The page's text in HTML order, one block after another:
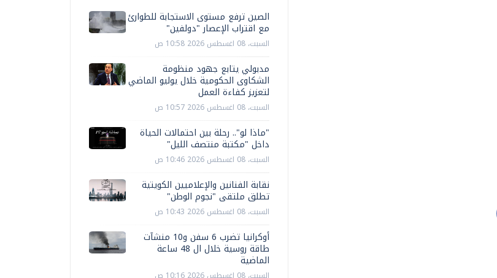
الصين ترفع مستوى الاستجابة للطوارئ
مع اقتراب الإعصار "دولفين"
السبت، 08 اغسطس 2026 10:58 ص
مدبولي يتابع جهود منظومة
الشكاوى الحكومية خلال يوليو الماضي
لتعزيز كفاءة العمل
السبت، 08 اغسطس 2026 10:57 ص
"ماذا لو".. رحلة بين احتمالات الحياة
داخل "مكتبة منتصف الليل"
السبت، 08 اغسطس 2026 10:46 ص
نقابة الفنانين والإعلاميين الكويتية
تطلق ملتقى "نجوم الوطن"
السبت، 08 اغسطس 2026 10:43 ص
أوكرانيا تضرب 6 سفن و10 منشآت
طاقة روسية خلال ال 48 ساعة
الماضية